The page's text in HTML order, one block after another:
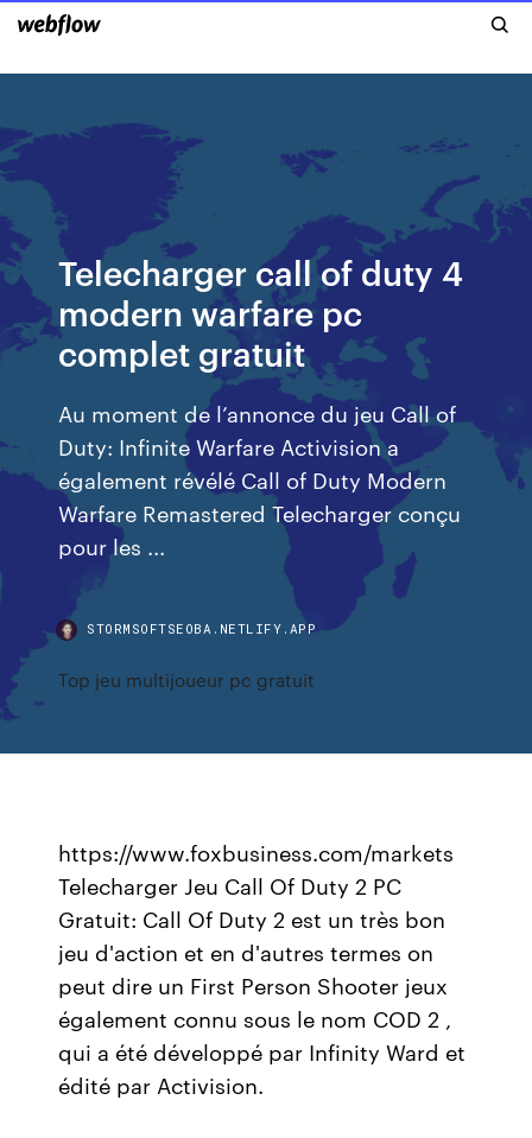
Telecharger call of duty 4
modern warfare pc
complet gratuit
Au moment de l’annonce du jeu Call of
Duty: Infinite Warfare Activision a
également révélé Call of Duty Modern
Warfare Remastered Telecharger conçu
pour les ...
STORMSOFTSEOBA.NETLIFY.APP
Top jeu multijoueur pc gratuit
https://www.foxbusiness.com/markets
Telecharger Jeu Call Of Duty 2 PC
Gratuit: Call Of Duty 2 est un très bon
jeu d'action et en d'autres termes on
peut dire un First Person Shooter jeux
également connu sous le nom COD 2 ,
qui a été développé par Infinity Ward et
édité par Activision.